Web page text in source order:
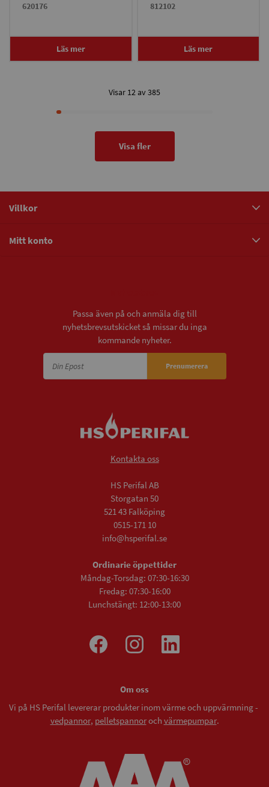
620176
Läs mer
812102
Läs mer
Visar 12 av 385
Visa fler
Villkor
Mitt konto
Passa även på och anmäla dig till
nyhetsbrevsutskicket så missar du inga
kommande nyheter.
Prenumerera
Kontakta oss
HS Perifal AB
Storgatan 50
521 43 Falköping
0515-171 10
info@hsperifal.se
Ordinarie öppettider
Måndag-Torsdag: 07:30-16:30
Fredag: 07:30-16:00
Lunchstängt: 12:00-13:00
Om oss
Vi på HS Perifal levererar produkter inom värme och uppvärmning -
vedpannor, pelletspannoroch värmepumpar.